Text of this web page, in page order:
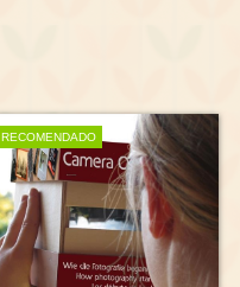
RECOMENDADO